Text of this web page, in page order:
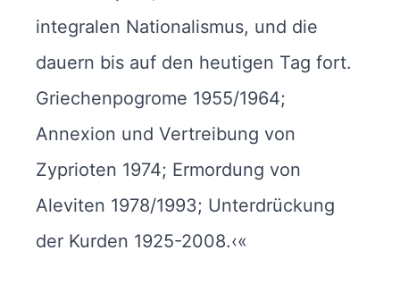
integralen Nationalismus, und die
dauern bis auf den heutigen Tag fort.
Griechenpogrome 1955/1964;
Annexion und Vertreibung von
Zyprioten 1974; Ermordung von
Aleviten 1978/1993; Unterdrückung
der Kurden 1925-2008.‹«